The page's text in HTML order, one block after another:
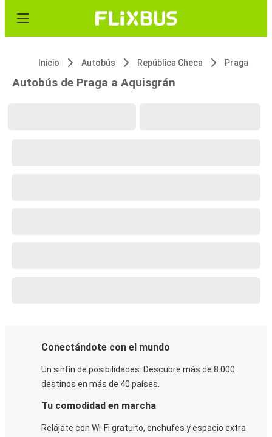
Inicio Autobús República Checa Praga
Autobús de Praga a Aquisgrán
Conectándote con el mundo
Un sinfín de posibilidades. Descubre más de 8.000
destinos en más de 40 países.
Tu comodidad en marcha
Relájate con Wi-Fi gratuito, enchufes y espacio extra